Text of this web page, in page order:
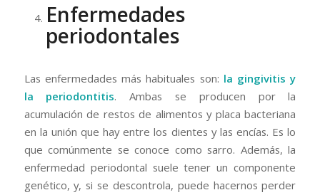
Enfermedades
periodontales
Las enfermedades más habituales son: la gingivitis y
la periodontitis. Ambas se producen por la
acumulación de restos de alimentos y placa bacteriana
en la unión que hay entre los dientes y las encías. Es lo
que comúnmente se conoce como sarro. Además, la
enfermedad periodontal suele tener un componente
genético, y, si se descontrola, puede hacernos perder